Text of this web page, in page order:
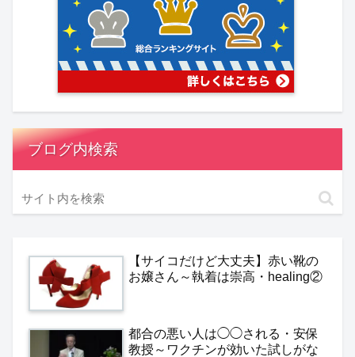
ブログ内検索
【サイコだけど大丈夫】赤い靴の
お嬢さん～執着は崇高・healing②
都合の悪い人は◯◯される・安保
教授～ワクチンが効いた試しがな